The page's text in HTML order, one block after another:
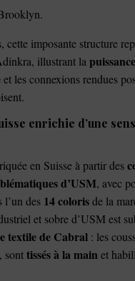
cette imposante structure
illustrant la
et les connexions rendues
enrichie d’une
en Suisse à partir des
d’USM, avec
l’un des 14 colorisde la
et sobre d’USM est
textile de Cabral : les
sonttissés à la main et